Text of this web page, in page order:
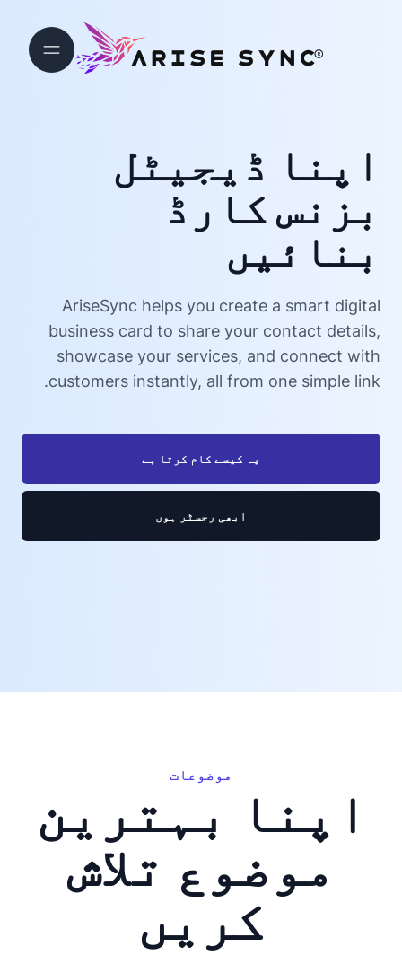
اپنا ڈیجیٹل
بزنس کارڈ
بنائیں
AriseSync helps you create a smart digital
business card to share your contact details,
showcase your services, and connect with
customers instantly, all from one simple link.
یہ کیسے کام کرتا ہے
ابھی رجسٹر ہوں
موضوعات
اپنا بہترین
موضوع تلاش
کریں